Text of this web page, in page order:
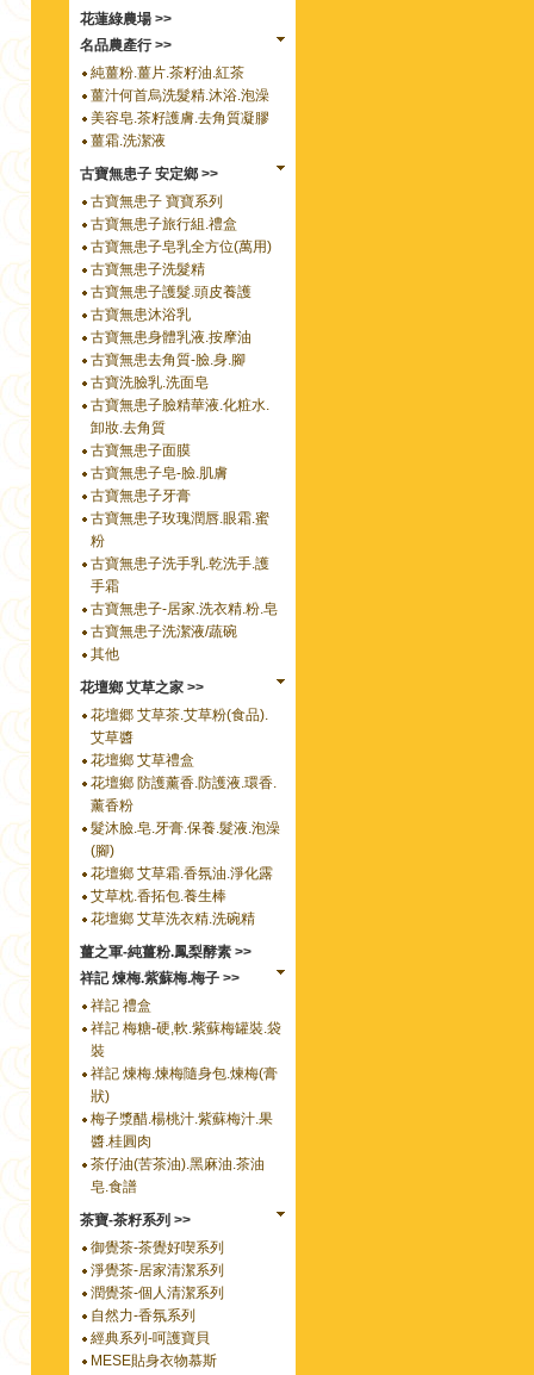
花蓮綠農場 >>
名品農產行 >>
純薑粉.薑片.茶籽油.紅茶
薑汁何首烏洗髮精.沐浴.泡澡
美容皂.茶籽護膚.去角質凝膠
薑霜.洗潔液
古寶無患子 安定鄉 >>
古寶無患子 寶寶系列
古寶無患子旅行組.禮盒
古寶無患子皂乳全方位(萬用)
古寶無患子洗髮精
古寶無患子護髮.頭皮養護
古寶無患沐浴乳
古寶無患身體乳液.按摩油
古寶無患去角質-臉.身.腳
古寶洗臉乳.洗面皂
古寶無患子臉精華液.化粧水.
卸妝.去角質
古寶無患子面膜
古寶無患子皂-臉.肌膚
古寶無患子牙膏
古寶無患子玫瑰潤唇.眼霜.蜜
粉
古寶無患子洗手乳.乾洗手.護
手霜
古寶無患子-居家.洗衣精.粉.皂
古寶無患子洗潔液/蔬碗
其他
花壇鄉 艾草之家 >>
花壇郷 艾草茶.艾草粉(食品).
艾草醬
花壇鄉 艾草禮盒
花壇鄉 防護薰香.防護液.環香.
薰香粉
髮沐臉.皂.牙膏.保養.髮液.泡澡
(腳)
花壇鄉 艾草霜.香氛油.淨化露
艾草枕.香拓包.養生棒
花壇鄉 艾草洗衣精.洗碗精
薑之軍-純薑粉.鳳梨酵素 >>
祥記 煉梅.紫蘇梅.梅子 >>
祥記 禮盒
祥記 梅糖-硬,軟.紫蘇梅罐裝.袋
裝
祥記 煉梅.煉梅隨身包.煉梅(膏
狀)
梅子漿醋.楊桃汁.紫蘇梅汁.果
醬.桂圓肉
茶仔油(苦茶油).黑麻油.茶油
皂.食譜
茶寶-茶籽系列 >>
御覺茶-茶覺好喫系列
淨覺茶-居家清潔系列
潤覺茶-個人清潔系列
自然力-香氛系列
經典系列-呵護寶貝
MESE貼身衣物慕斯